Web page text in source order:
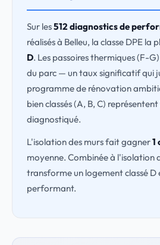
Sur les512 diagnostics de
réalisés à Belleu, la classe DPE la
D. Les passoires thermiques (F-
du parc — un taux significatif qui
programme de rénovation
bien classés (A, B, C) représentent
diagnostiqué.
L'isolation des murs fait gagner1
moyenne. Combinée à l'isolation
transforme un logement classé D
performant.